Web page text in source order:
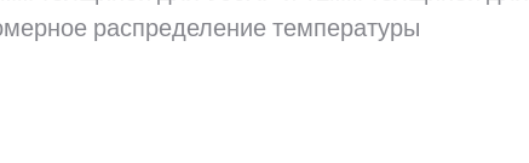
распределение температуры